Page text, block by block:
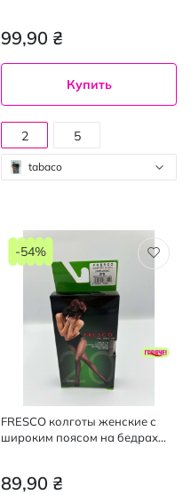
99,90 ₴
Купить
tabaco
2 5
FRESCO колготы женские с
широким поясом на бедрах
89,90 ₴
-54%